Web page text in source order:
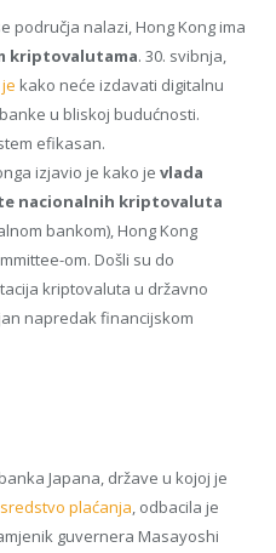
područja nalazi, Hong Kong ima
kriptovalutama. 30. svibnja,
kako neće izdavati digitalnu
u bliskoj budućnosti.
efikasan.
izjavio je kako je vlada
nacionalnih kriptovaluta
bankom), Hong Kong
om. Došli su do
kriptovaluta u državno
napredak financijskom
Japana, države u kojoj je
plaćanja, odbacila je
guvernera Masayoshi